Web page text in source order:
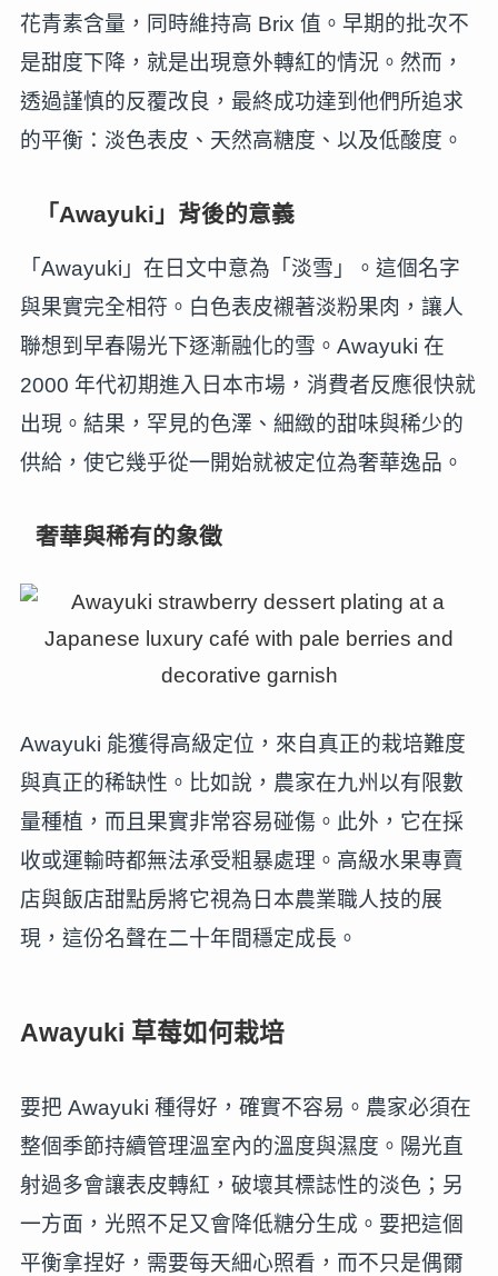
花青素含量，同時維持高 Brix 值。早期的批次不
是甜度下降，就是出現意外轉紅的情況。然而，
透過謹慎的反覆改良，最終成功達到他們所追求
的平衡：淡色表皮、天然高糖度、以及低酸度。
「Awayuki」背後的意義
「Awayuki」在日文中意為「淡雪」。這個名字
與果實完全相符。白色表皮襯著淡粉果肉，讓人
聯想到早春陽光下逐漸融化的雪。Awayuki 在
2000 年代初期進入日本市場，消費者反應很快就
出現。結果，罕見的色澤、細緻的甜味與稀少的
供給，使它幾乎從一開始就被定位為奢華逸品。
奢華與稀有的象徵
Awayuki 能獲得高級定位，來自真正的栽培難度
與真正的稀缺性。比如說，農家在九州以有限數
量種植，而且果實非常容易碰傷。此外，它在採
收或運輸時都無法承受粗暴處理。高級水果專賣
店與飯店甜點房將它視為日本農業職人技的展
現，這份名聲在二十年間穩定成長。
Awayuki 草莓如何栽培
要把 Awayuki 種得好，確實不容易。農家必須在
整個季節持續管理溫室內的溫度與濕度。陽光直
射過多會讓表皮轉紅，破壞其標誌性的淡色；另
一方面，光照不足又會降低糖分生成。要把這個
平衡拿捏好，需要每天細心照看，而不只是偶爾